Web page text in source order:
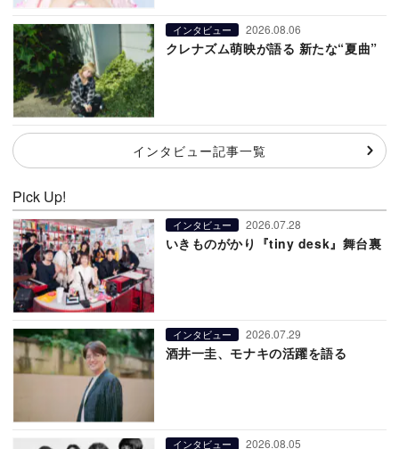
インタビュー 2026.08.06
クレナズム萌映が語る 新たな“夏曲”
インタビュー記事一覧
Pick Up!
インタビュー 2026.07.28
いきものがかり『tiny desk』舞台裏
インタビュー 2026.07.29
酒井一圭、モナキの活躍を語る
インタビュー 2026.08.05